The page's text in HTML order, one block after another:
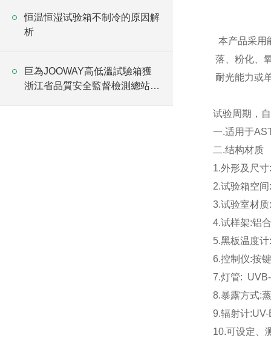
恒温恒湿试验箱不制冷的原因解
析
巨為JOOWAY高低溫試驗箱獲
浙江省品質安全監督檢測總站認
本产品采用
落、粉化、
耐光能力或
试验周期，
一.适用于
二.结构材质
1.外形及尺
2.试验箱空
3.试验室材
4.试样架:铝
5.黑板温度
6.控制仪:按
7.灯管:
8.暴露方式:
9.辐射计
10.可设定、